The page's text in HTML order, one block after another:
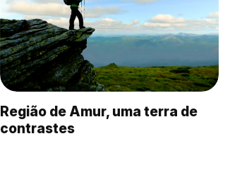
Região de Amur, uma terra de
contrastes